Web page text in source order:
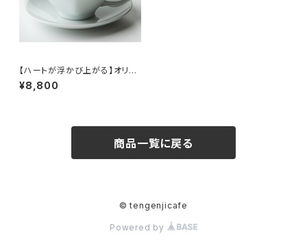
【ハートが浮かび上がる】オリジ
ナルハートフルカップ＆ソーサー
(2客セット)
¥8,800
商品一覧に戻る
© tengenjicafe
Powered by